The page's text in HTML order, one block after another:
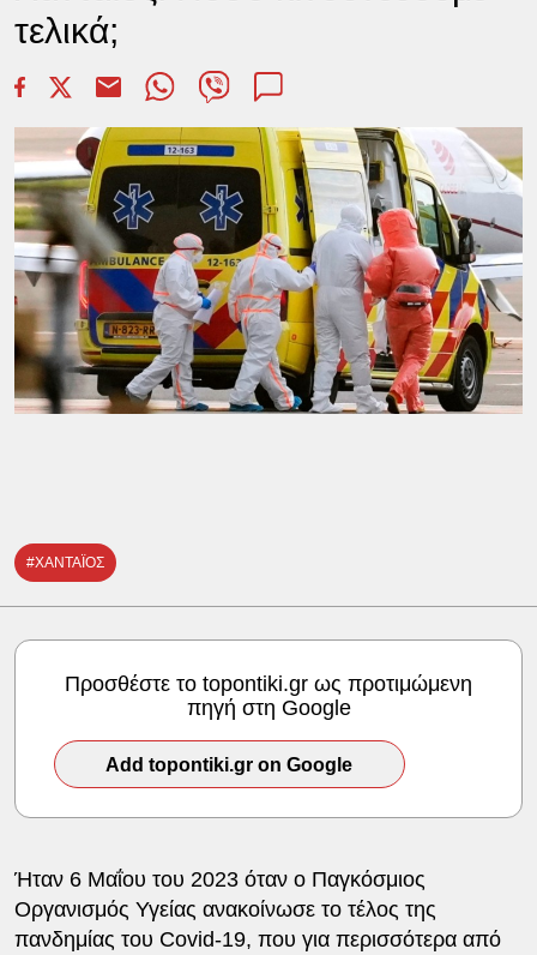
τελικά;
#ΧΑΝΤΑΪΟΣ
Προσθέστε το topontiki.gr ως προτιμώμενη
πηγή στη Google
Add topontiki.gr on Google
Ήταν 6 Μαΐου του 2023 όταν ο Παγκόσμιος
Οργανισμός Υγείας ανακοίνωσε το τέλος της
πανδημίας του Covid-19, που για περισσότερα από